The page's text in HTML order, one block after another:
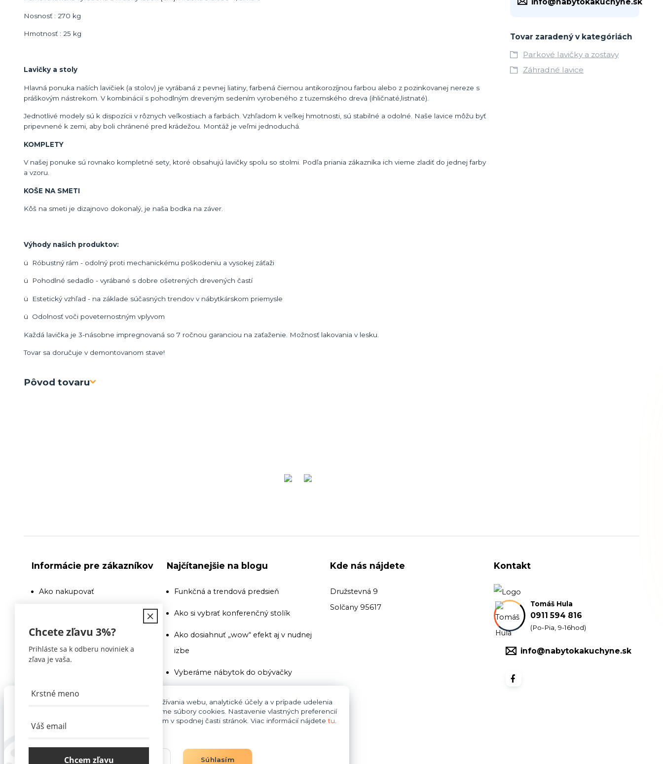
Nosnosť : 270 kg
Hmotnosť : 25 kg
Lavičky a stoly
Hlavná ponuka naších lavičiek (a stolov) je vyrábaná z pevnej liatiny, farbená čiernou antikorozíjnou farbou alebo z pozinkovanej nereze s
práškovým nástrekom. V kombinácií s pohodlným dreveným sedením vyrobeného z tuzemského dreva (ihličnaté,listnaté).
Jednotlivé modely sú k dispozícii v rôznych veľkostiach a farbách. Vzhľadom k veľkej hmotnosti, sú stabilné a odolné. Naše lavice môžu byť
pripevnené k zemi, aby boli chránené pred krádežou. Montáž je veľmi jednoduchá.
KOMPLETY
V našej ponuke sú rovnako kompletné sety, ktoré obsahujú lavičky spolu so stolmi. Podľa priania zákazníka ich vieme zladiť do jednej farby
a vzoru.
KOŠE NA SMETI
Kôš na smeti je dizajnovo dokonalý, je naša bodka na záver.
Výhody našich produktov:
ü Róbustný rám - odolný proti mechanickému poškodeniu a vysokej záťaži
ü Pohodlné sedadlo - vyrábané s dobre ošetrených drevených častí
ü Estetický vzhľad - na základe súčasných trendov v nábytkárskom priemysle
ü Odolnosť voči poveternostným vplyvom
Každá lavička je 3-násobne impregnovaná so 7 ročnou garanciou na zaťaženie. Možnosť lakovania v lesku.
Tovar sa doručuje v demontovanom stave!
Pôvod tovaru
Tovar zaradený v kategóriách
Parkové lavičky a zostavy
Záhradné lavice
Informácie pre zákazníkov
Ako nakupovať
Recenzie a odporúčania
Obchodné podmienky
Blog
Najčítanejšie na blogu
Funkčná a trendová predsieň
Ako si vybrať konferenčný stolík
Ako dosiahnuť „wow“ efekt aj v nudnej
izbe
Vyberáme nábytok do obývačky
Na toto si pri zariaďovani kúpeľne dajte
Vyberáme nábytok do obývačky
Kde nás nájdete
Družstevná 9
Solčany 95617
Kontakt
Tomáš Hula
0911 594 816
(Po-Pia, 9-16hod)
info@nabytokakuchyne.sk
Pre základnú funkčnosť, spríjemnenie používania webu, analytické účely a v prípade udelenia
súhlasu aj na účely cielenia reklamy využívame súbory cookies. Nastavenie vlastných preferencií
cookies môžete kedykoľvek upraviť odkazom v spodnej časti stránok. Viac informácií nájdetetu
Súhlasím
Chcete zľavu 3%?
Prihláste sa k odberu noviniek a
zľava je vaša.
Chcem zľavu